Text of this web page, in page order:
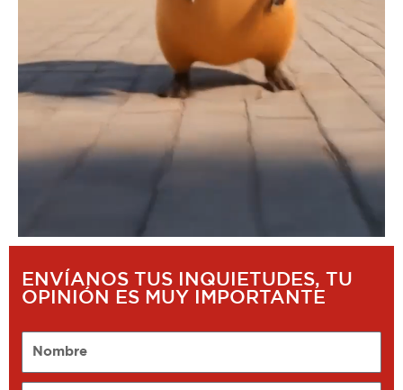
ENVÍANOS TUS INQUIETUDES, TU
OPINIÓN ES MUY IMPORTANTE